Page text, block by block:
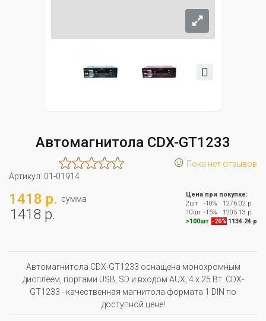
Автомагнитола CDX-GT1233
☺ Пока нет отзывов
Артикул: 01-01914
1418 р. сумма
1418 р.
Цена при покупке:
2шт
-10%
1276.02 р
10шт -15%
1205.13 р
>100шт -20% 1134.24 р
Автомагнитола CDX-GT1233 оснащена монохромным
дисплеем, портами USB, SD и входом AUX, 4 х 25 Вт. CDX-
GT1233 - качественная магнитола формата 1 DIN по
доступной цене!